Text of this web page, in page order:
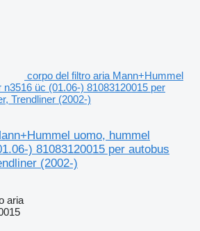
corpo del filtro aria Mann+Hummel
üc (01.06-) 81083120015 per
Trendliner (2002-)
uomo, hummel
) 81083120015 per autobus
(2002-)
aria